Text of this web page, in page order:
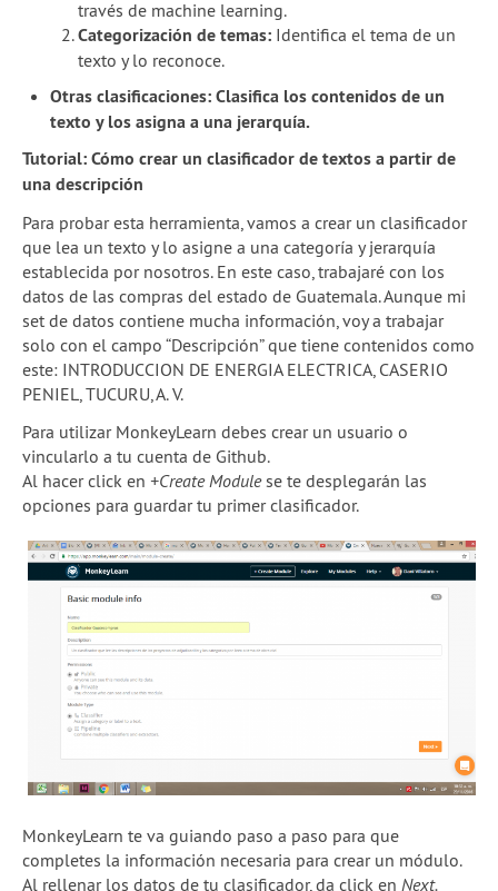
través de machine learning.
Categorización de temas: Identifica el tema de un
texto y lo reconoce.
Otras clasificaciones: Clasifica los contenidos de un
texto y los asigna a una jerarquía.
Tutorial: Cómo crear un clasificador de textos a partir de
una descripción
Para probar esta herramienta, vamos a crear un clasificador
que lea un texto y lo asigne a una categoría y jerarquía
establecida por nosotros. En este caso, trabajaré con los
datos de las compras del estado de Guatemala. Aunque mi
set de datos contiene mucha información, voy a trabajar
solo con el campo “Descripción” que tiene contenidos como
este: INTRODUCCION DE ENERGIA ELECTRICA, CASERIO
PENIEL, TUCURU, A. V.
Para utilizar MonkeyLearn debes crear un usuario o
vincularlo a tu cuenta de Github.
Al hacer click en +Create Modulese te desplegarán las
opciones para guardar tu primer clasificador.
MonkeyLearn te va guiando paso a paso para que
completes la información necesaria para crear un módulo.
Al rellenar los datos de tu clasificador, da click en Next.